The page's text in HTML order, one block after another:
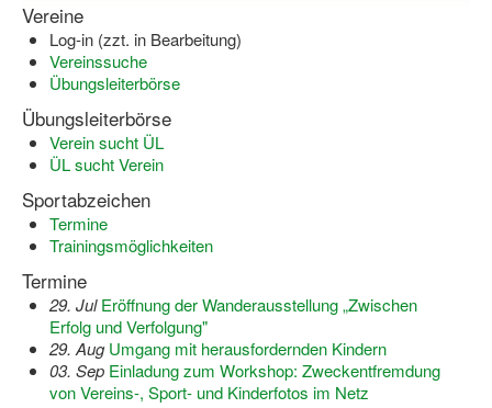
Bewegt GESUND bleiben in NRW!
Aktionen zu "Bewegt Älter werden" / "Bewegt gesund
SSB-Sport
Gymnastik und Entspannung für Frauen
Koronarsport
Seniorensport
Wassergymnastik / Aqua-Step
Reha-Sportangebote in NRW suchen
Vereine
Log-in (zzt. in Bearbeitung)
Vereinssuche
Übungsleiterbörse
Übungsleiterbörse
Verein sucht ÜL
ÜL sucht Verein
Sportabzeichen
Termine
Trainingsmöglichkeiten
Termine
29. Jul Eröffnung der Wanderausstellung „Zwischen
Erfolg und Verfolgung"
29. Aug Umgang mit herausfordernden Kindern
03. Sep Einladung zum Workshop: Zweckentfremdung
von Vereins-, Sport- und Kinderfotos im Netz